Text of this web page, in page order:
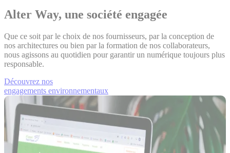
Alter Way, une société engagée
Que ce soit par le choix de nos fournisseurs, par la conception de
nos architectures ou bien par la formation de nos collaborateurs,
nous agissons au quotidien pour garantir un numérique toujours plus
responsable.
Découvrez nos
engagements environnementaux